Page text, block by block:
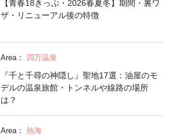
【青春18きっぷ・2026春夏冬】期間・裏ワ
ザ・リニューアル後の特徴
Area： 四万温泉
『千と千尋の神隠し』聖地17選：油屋のモ
デルの温泉旅館・トンネルや線路の場所
は？
Area： 熱海